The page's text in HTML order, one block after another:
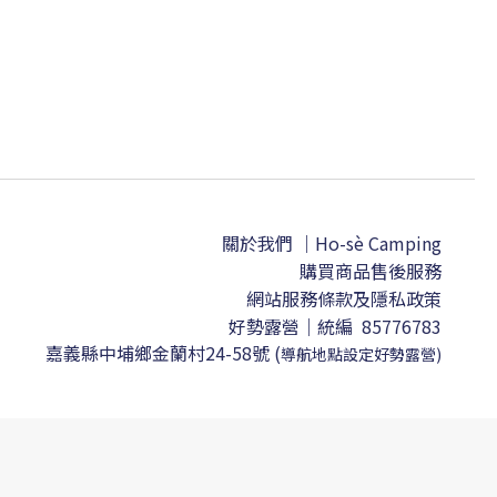
關於我們 ｜Ho-sè Camping
購買商品售後服務
網站服務條款及隱私政策
好勢露營｜ 統編 85776783
嘉義縣中埔鄉金蘭村24-58號 (導航地點設定好勢露營)